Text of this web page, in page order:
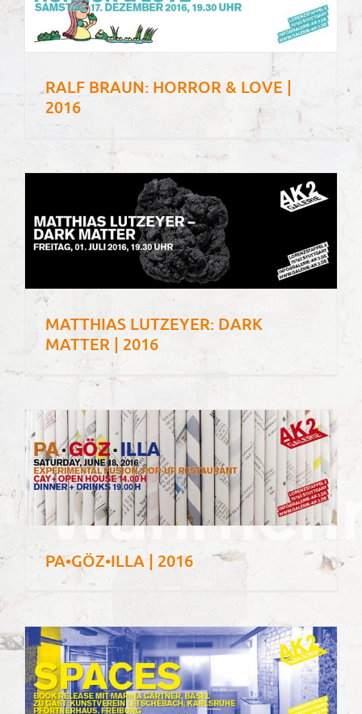
RALF BRAUN: HORROR & LOVE |
2016
MATTHIAS LUTZEYER: DARK
MATTER | 2016
PA•GÖZ•ILLA | 2016